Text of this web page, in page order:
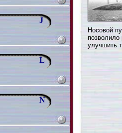
J
L
N
Носовой
позволило
улучшить